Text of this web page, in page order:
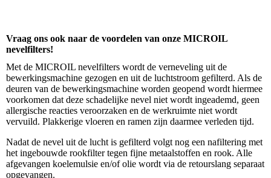
Vraag ons ook naar de voordelen van onze MICROIL
nevelfilters!
Met de MICROIL nevelfilters wordt de verneveling uit de
bewerkingsmachine gezogen en uit de luchtstroom gefilterd. Als de
deuren van de bewerkingsmachine worden geopend wordt hiermee
voorkomen dat deze schadelijke nevel niet wordt ingeademd, geen
allergische reacties veroorzaken en de werkruimte niet wordt
vervuild. Plakkerige vloeren en ramen zijn daarmee verleden tijd.
Nadat de nevel uit de lucht is gefilterd volgt nog een nafiltering met
het ingebouwde rookfilter tegen fijne metaalstoffen en rook. Alle
afgevangen koelemulsie en/of olie wordt via de retourslang separaat
opgevangen.